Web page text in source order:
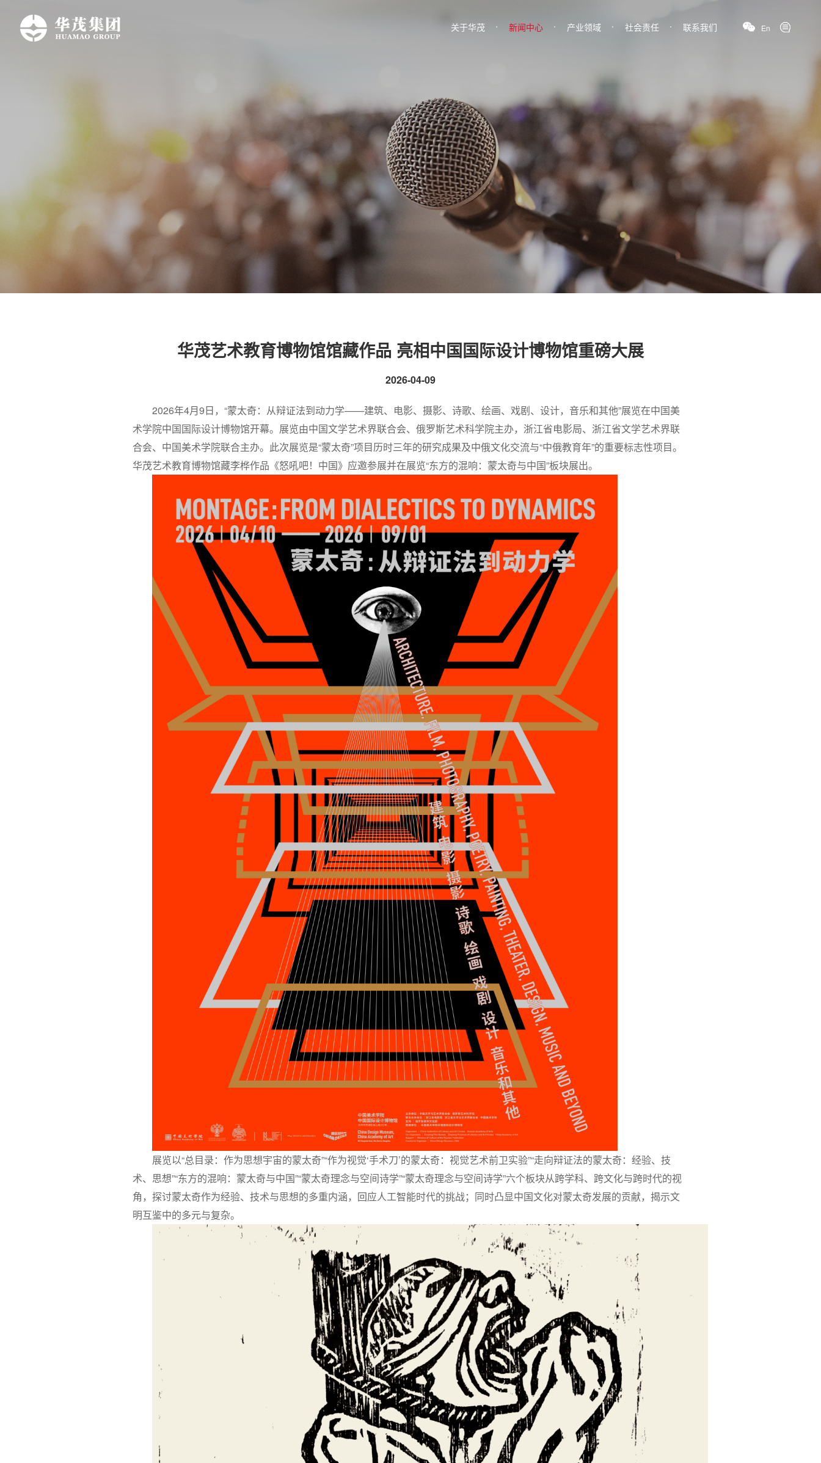
关于华茂 新闻中心 产业领域 社会责任 联系我们 En
华茂艺术教育博物馆馆藏作品 亮相中国国际设计博物馆重磅大展
2026-04-09
2026年4月9日，“蒙太奇：从辩证法到动力学——建筑、电影、摄影、诗歌、绘画、戏剧、设计，音乐和其他”展览在中国美
术学院中国国际设计博物馆开幕。展览由中国文学艺术界联合会、俄罗斯艺术科学院主办，浙江省电影局、浙江省文学艺术界联
合会、中国美术学院联合主办。此次展览是“蒙太奇”项目历时三年的研究成果及中俄文化交流与“中俄教育年”的重要标志性项目。
华茂艺术教育博物馆藏李桦作品《怒吼吧！中国》应邀参展并在展览“东方的混响：蒙太奇与中国”板块展出。
展览以“总目录：作为思想宇宙的蒙太奇”“作为视觉‘手术刀’的蒙太奇：视觉艺术前卫实验”“走向辩证法的蒙太奇：经验、技
术、思想”“东方的混响：蒙太奇与中国”“蒙太奇理念与空间诗学”“蒙太奇理念与空间诗学”六个板块从跨学科、跨文化与跨时代的视
角，探讨蒙太奇作为经验、技术与思想的多重内涵，回应人工智能时代的挑战；同时凸显中国文化对蒙太奇发展的贡献，揭示文
明互鉴中的多元与复杂。